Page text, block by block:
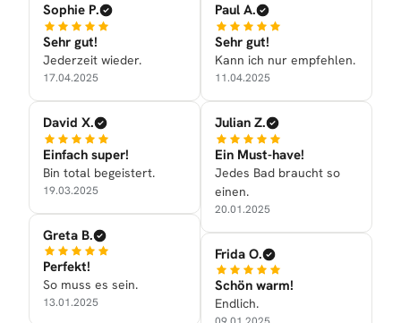
Sophie P.
Sehr gut!
Jederzeit wieder.
17.04.2025
David X.
Einfach super!
Bin total begeistert.
19.03.2025
Greta B.
Perfekt!
So muss es sein.
13.01.2025
Paul A.
Sehr gut!
Kann ich nur empfehlen.
11.04.2025
Julian Z.
Ein Must-have!
Jedes Bad braucht so
einen.
20.01.2025
Frida O.
Schön warm!
Endlich.